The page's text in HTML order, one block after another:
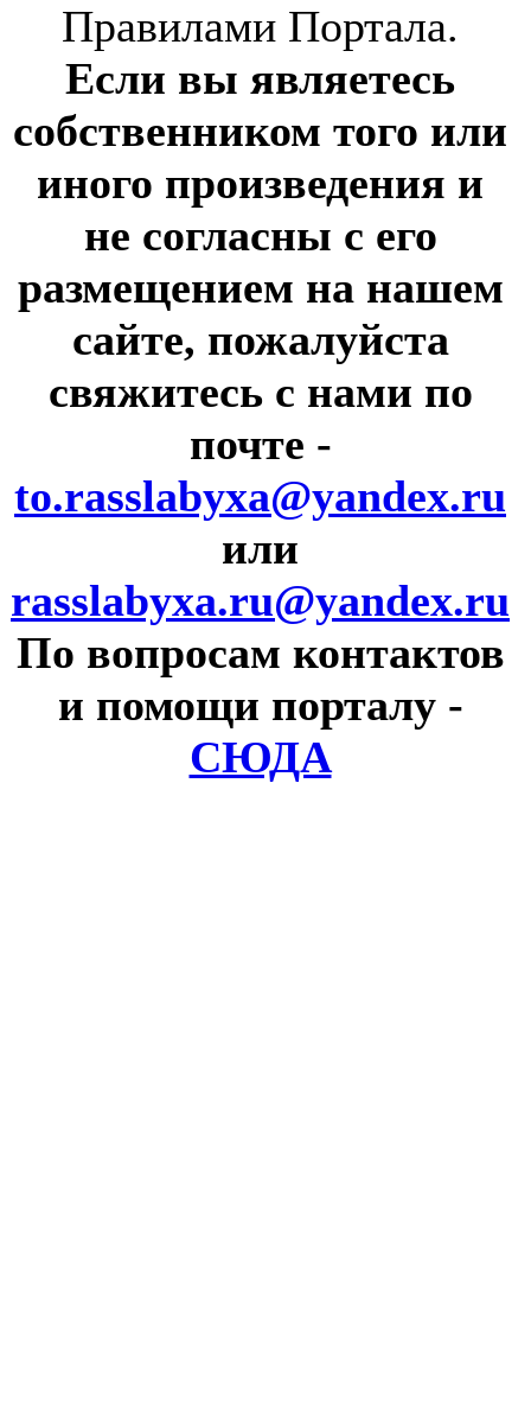
Правилами Портала.
Если вы являетесь
собственником того или
иного произведения и
не согласны с его
размещением на нашем
сайте, пожалуйста
свяжитесь с нами по
почте -
to.rasslabyxa@yandex.ru
или
rasslabyxa.ru@yandex.ru
По вопросам контактов
и помощи порталу -
СЮДА